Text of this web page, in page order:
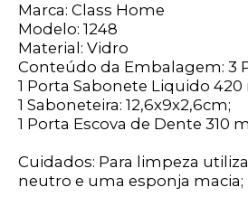
Marca: Class Home
Modelo: 1248
Material: Vidro
Conteúdo da Embalagem: 3
1 Porta Sabonete Liquido 420
1 Saboneteira: 12,6x9x2,6cm;
1 Porta Escova de Dente 310 ml
Cuidados: Para limpeza
neutro e uma esponja macia;